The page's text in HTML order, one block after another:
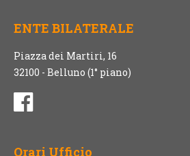
ENTE BILATERALE
Piazza dei Martiri, 16
32100 - Belluno (1° piano)
Orari Ufficio